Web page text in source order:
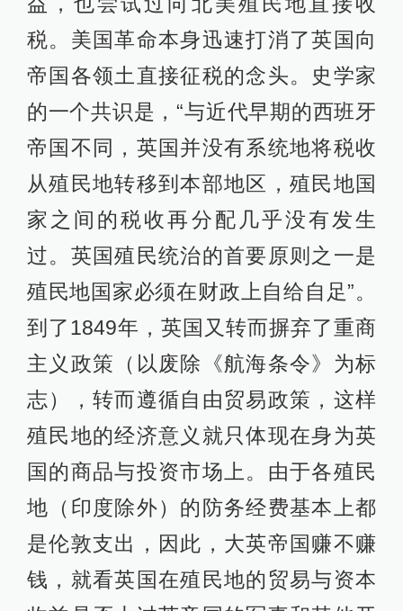
税。美国革命本身迅速打消了英国向
帝国各领土直接征税的念头。史学家
的一个共识是，“与近代早期的西班牙
帝国不同，英国并没有系统地将税收
从殖民地转移到本部地区，殖民地国
家之间的税收再分配几乎没有发生
过。英国殖民统治的首要原则之一是
殖民地国家必须在财政上自给自足”。
到了1849年，英国又转而摒弃了重商
主义政策（以废除《航海条令》为标
志），转而遵循自由贸易政策，这样
殖民地的经济意义就只体现在身为英
国的商品与投资市场上。由于各殖民
地（印度除外）的防务经费基本上都
是伦敦支出，因此，大英帝国赚不赚
钱，就看英国在殖民地的贸易与资本